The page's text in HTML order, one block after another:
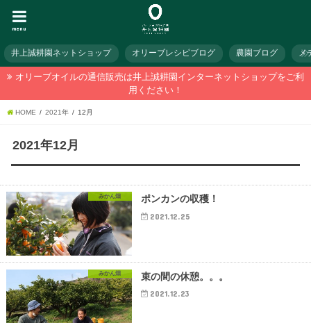
menu
井上誠耕園ネットショップ オリーブレシピブログ 農園ブログ メ
オリーブオイルの通信販売は井上誠耕園インターネットショップをご利
用ください！
HOME 2021年 12月
2021年12月
みかん畑 ポンカンの収穫！
2021.12.25
みかん畑 束の間の休憩。。。
2021.12.23